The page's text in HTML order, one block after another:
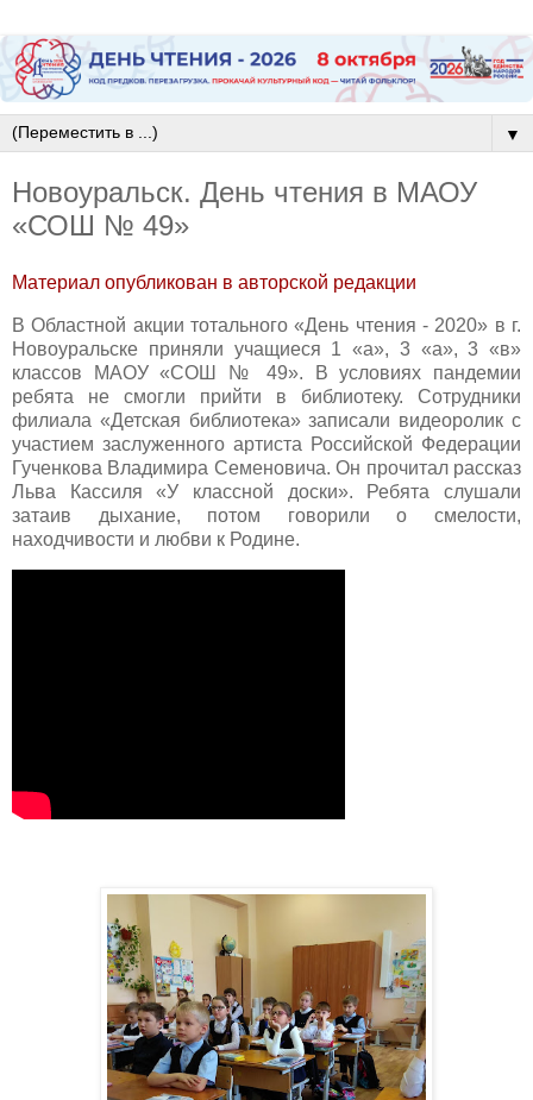
▼
Новоуральск. День чтения в МАОУ
«СОШ № 49»
Материал опубликован в авторской редакции
В Областной акции тотального «День чтения - 2020» в г.
Новоуральске приняли учащиеся 1 «а», 3 «а», 3 «в»
классов МАОУ «СОШ № 49». В условиях пандемии
ребята не смогли прийти в библиотеку. Сотрудники
филиала «Детская библиотека» записали видеоролик с
участием заслуженного артиста Российской Федерации
Гученкова Владимира Семеновича. Он прочитал рассказ
Льва Кассиля «У классной доски». Ребята слушали
затаив дыхание, потом говорили о смелости,
находчивости и любви к Родине.